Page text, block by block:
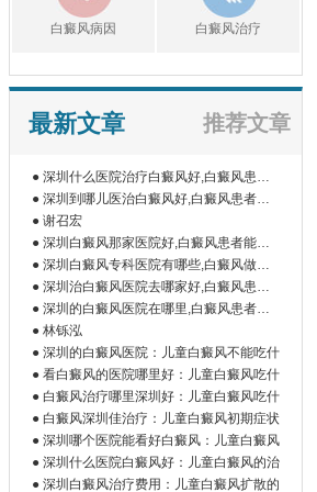
白癜风病因 白癜风治疗
最新文章 推荐文章
● 深圳什么医院治疗白癜风好,白癜风患者
如
● 深圳到哪儿医治白癜风好,白癜风患者为
什● 谢召宏
● 深圳白癜风那家医院好,白癜风患者能吃
橘
● 深圳白癜风专科医院有哪些,白癜风做伍
德
● 深圳治白癜风医院去哪家好,白癜风患者
为
● 深圳的白癜风医院在哪里,白癜风患者做
微● 林铄泓
● 深圳的白癜风医院：儿童白癜风不能吃什
● 看白癜风的医院哪里好：儿童白癜风吃什
● 白癜风治疗哪里深圳好：儿童白癜风吃什
● 白癜风深圳佳治疗：儿童白癜风初期症状
● 深圳哪个医院能看好白癜风：儿童白癜风
● 深圳什么医院白癜风好：儿童白癜风的治
● 深圳白癜风治疗费用：儿童白癜风扩散的